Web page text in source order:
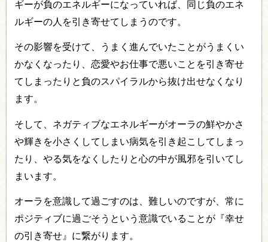
ギーが負のエネルギーになっていれば、同じ負のエネ
ルギーの人を引き寄せてしまうのです。
その影響を受けて、うまく進んでいたことがうまくい
かなくなったり、恋愛やお仕事で悪いことを引き寄せ
てしまったりと負のスパイラルから抜け出せなくなり
ます。
そして、ネガティブなエネルギーがオーラの鮮やかさ
や輝きを小さくしてしまい病気を引き起こしてしまっ
たり、やる気をなくしたりと心の中が風邪を引いてし
まいます。
オーラを意識して過ごすのは、難しいのですが、常に
ポジティブに過ごそうという意識でいることが『幸せ
の引き寄せ』に繋がります。